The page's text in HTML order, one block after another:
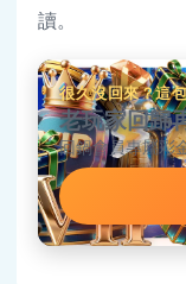
讀。
很久沒回來？這
老玩家回歸
回鍋會員專屬彩